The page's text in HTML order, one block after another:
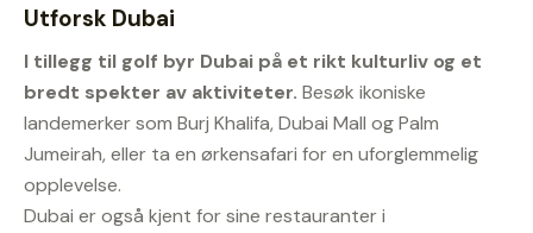
Utforsk Dubai
I tillegg til golf byr Dubai på et rikt kulturliv og et
bredt spekter av aktiviteter. Besøk ikoniske
landemerker som Burj Khalifa, Dubai Mall og Palm
Jumeirah, eller ta en ørkensafari for en uforglemmelig
opplevelse.
Dubai er også kjent for sine restauranter i